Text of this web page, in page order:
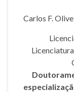
Carlos F.